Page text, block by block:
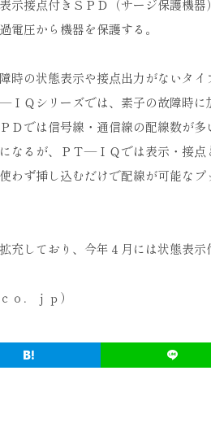
示接点付きＳＰＤ（サージ保護機
圧から機器を保護する。
時の状態表示や接点出力がないタ
Ｑシリーズでは、素子の故障時
Ｄでは信号線・通信線の配線数が
なるが、ＰＴ―ＩＱでは表示・接点
わず挿し込むだけで配線が可能な
充しており、今年４月には状態表示
ｏ．ｊｐ）